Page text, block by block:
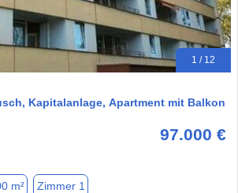
1 / 12
Kapitalanlage, Apartment mit Balkon
97.000 €
m² Zimmer 1